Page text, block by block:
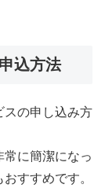
込方法
スの申し込み方
に簡潔になっ
すすめです。